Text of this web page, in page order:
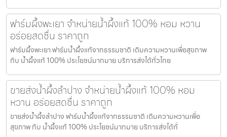
ฟาร์มผึ้งพะเยา จำหน่ายน้ำผึ้งแท้ 100% หอม หวาน
อร่อยสดชื่น ราคาถูก
ฟาร์มผึ้งพะเยา ฟาร์มน้ำผึ้งแท้จากธรรมชาติ เติมความหวานเพื่อสุขภาพ
กับ น้ำผึ้งแท้ 100% ประโยชน์มากมาย บริการส่งได้ทั่วไทย
ขายส่งน้ำผึ้งลำปาง จำหน่ายน้ำผึ้งแท้ 100% หอม
หวาน อร่อยสดชื่น ราคาถูก
ขายส่งน้ำผึ้งลำปาง ฟาร์มน้ำผึ้งแท้จากธรรมชาติ เติมความหวานเพื่อ
สุขภาพ กับ น้ำผึ้งแท้ 100% ประโยชน์มากมาย บริการส่งได้ทั่